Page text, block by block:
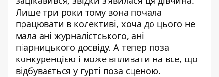
Лише три роки тому вона почала
працювати в колективі, хоча до цього не
мала ані журналістського, ані
піарницького досвіду. А тепер поза
конкуренцією і може впливати на все, що
відбувається у гурті поза сценою.